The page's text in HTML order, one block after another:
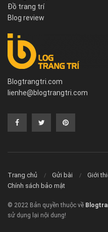
Đồ trang trí
Blog review
Blogtrangtri.com
lienhe@blogtrangtri.com
Trang chủ Gửi bài Giới
Chính sách bảo mật
© 2022 Bản quyền thuộc về
sử dụng lại nội dung!